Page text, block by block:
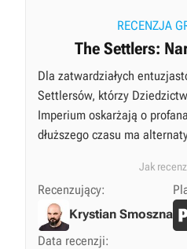
RECENZJA
The Settlers:
Dla zatwardziałych
Settlersów, którzy
Imperium oskarżają o
dłuższego czasu ma
Jak
Recenzujący:
Krystian Smoszna
Data recenzji: